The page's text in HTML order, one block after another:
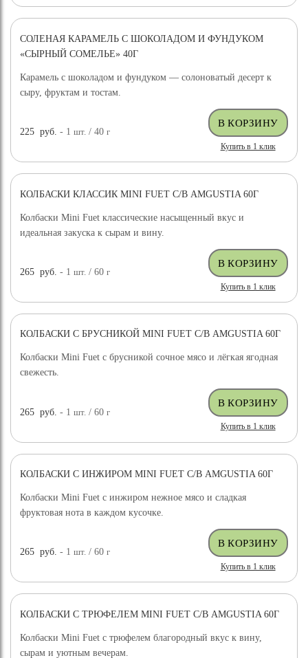
СОЛЕНАЯ КАРАМЕЛЬ С ШОКОЛАДОМ И ФУНДУКОМ
«СЫРНЫЙ СОМЕЛЬЕ» 40Г
Карамель с шоколадом и фундуком — солоноватый десерт к
сыру, фруктам и тостам.
225 руб. - 1шт. / 40г
Купить в 1 клик
КОЛБАСКИ КЛАССИК MINI FUET С/В AMGUSTIA 60Г
Колбаски Mini Fuet классические насыщенный вкус и
идеальная закуска к сырам и вину.
265 руб. - 1шт. / 60г
Купить в 1 клик
КОЛБАСКИ С БРУСНИКОЙ MINI FUET С/В AMGUSTIA 60Г
Колбаски Mini Fuet с брусникой сочное мясо и лёгкая ягодная
свежесть.
265 руб. - 1шт. / 60г
Купить в 1 клик
КОЛБАСКИ С ИНЖИРОМ MINI FUET С/В AMGUSTIA 60Г
Колбаски Mini Fuet с инжиром нежное мясо и сладкая
фруктовая нота в каждом кусочке.
265 руб. - 1шт. / 60г
Купить в 1 клик
КОЛБАСКИ С ТРЮФЕЛЕМ MINI FUET С/В AMGUSTIA 60Г
Колбаски Mini Fuet с трюфелем благородный вкус к вину,
сырам и уютным вечерам.